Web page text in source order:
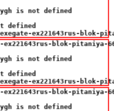
is not defined
defined
ex221643rus-blok-
blok-pitaniya-
is not defined
defined
ex221643rus-blok-
blok-pitaniya-
is not defined